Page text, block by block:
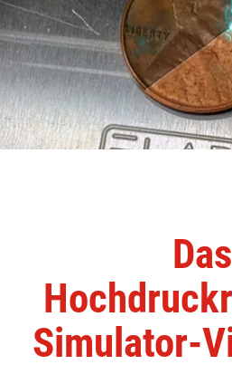
Das
Simulator-